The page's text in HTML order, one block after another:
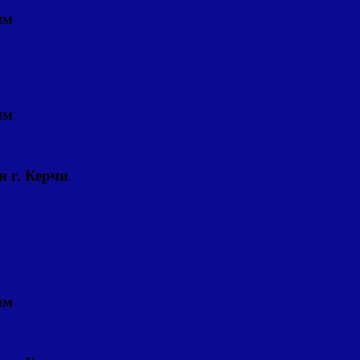
г. Керчи